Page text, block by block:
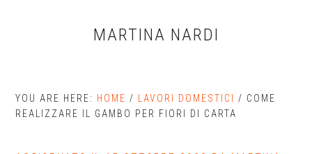
MARTINA NARDI
YOU ARE HERE: HOME / LAVORI DOMESTICI / COME
REALIZZARE IL GAMBO PER FIORI DI CARTA